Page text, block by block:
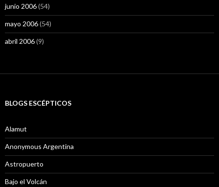
junio 2006(54)
mayo 2006(54)
abril 2006(9)
BLOGS ESCÉPTICOS
Alamut
Anonymous Argentina
Astropuerto
Bajo el Volcán